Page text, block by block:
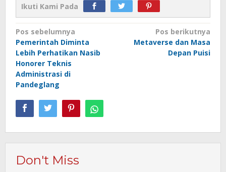
Ikuti Kami Pada
Navigasi
pos
Pos sebelumnya
Pemerintah Diminta
Lebih Perhatikan Nasib
Honorer Teknis
Administrasi di
Pandeglang
Pos berikutnya
Metaverse dan Masa
Depan Puisi
Don't Miss